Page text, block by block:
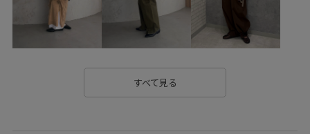
すべて見る